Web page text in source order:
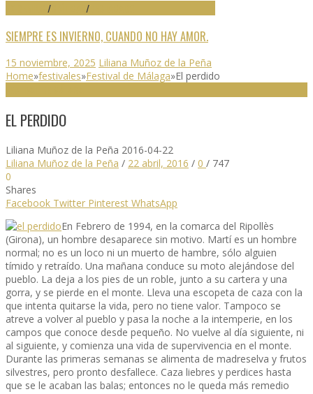
/ /
SIEMPRE ES INVIERNO, CUANDO NO HAY AMOR.
15 noviembre, 2025 Liliana Muñoz de la Peña
Home»festivales»Festival de Málaga»El perdido
EL PERDIDO
Liliana Muñoz de la Peña 2016-04-22
Liliana Muñoz de la Peña / 22 abril, 2016 / 0 / 747
0
Shares
Facebook Twitter Pinterest WhatsApp
En Febrero de 1994, en la comarca del Ripollès
(Girona), un hombre desaparece sin motivo. Martí es un hombre
normal; no es un loco ni un muerto de hambre, sólo alguien
tímido y retraído. Una mañana conduce su moto alejándose del
pueblo. La deja a los pies de un roble, junto a su cartera y una
gorra, y se pierde en el monte. Lleva una escopeta de caza con la
que intenta quitarse la vida, pero no tiene valor. Tampoco se
atreve a volver al pueblo y pasa la noche a la intemperie, en los
campos que conoce desde pequeño. No vuelve al día siguiente, ni
al siguiente, y comienza una vida de supervivencia en el monte.
Durante las primeras semanas se alimenta de madreselva y frutos
silvestres, pero pronto desfallece. Caza liebres y perdices hasta
que se le acaban las balas; entonces no le queda más remedio